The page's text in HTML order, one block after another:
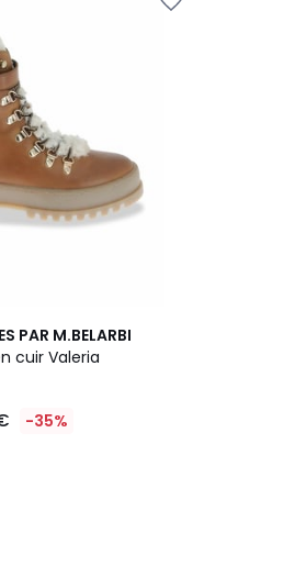
PAR M.BELARBI
cuir Valeria
-35%